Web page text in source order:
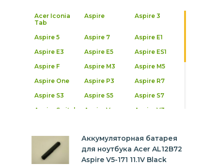
Acer Iconia
Tab
Aspire Aspire 3
Aspire 5 Aspire 7
Aspire E1
Aspire E3
Aspire E5
Aspire ES1
Aspire F
Aspire M3
Aspire M5
Aspire One
Aspire P3
Aspire R7
Aspire S3
Aspire S5
Aspire S7
Aspire Switch
Aspire V
Aspire V3
Cromia
Extensa
Ferrari
Ferrari One
Iconia
Nitro 5
Аккумуляторная батарея
для ноутбука Acer AL12B72
Aspire V5-171 11.1V Black